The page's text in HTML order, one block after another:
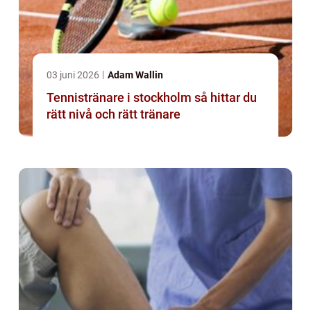
03 juni 2026 Adam Wallin
Tennistränare i stockholm så hittar du
rätt nivå och rätt tränare